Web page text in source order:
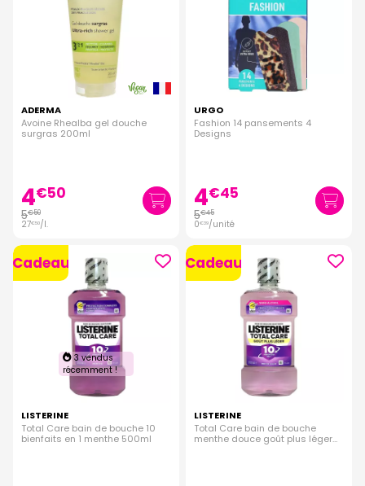
ADERMA
Avoine Rhealba gel douche
surgras 200ml
4€50
5€50
27€50/l.
URGO
Fashion 14 pansements 4
Designs
4€45
5€45
0€39/unité
Cadeau
3 vendus
récemment !
LISTERINE
Total Care bain de bouche 10
bienfaits en 1 menthe 500ml
Cadeau
LISTERINE
Total Care bain de bouche
menthe douce goût plus léger